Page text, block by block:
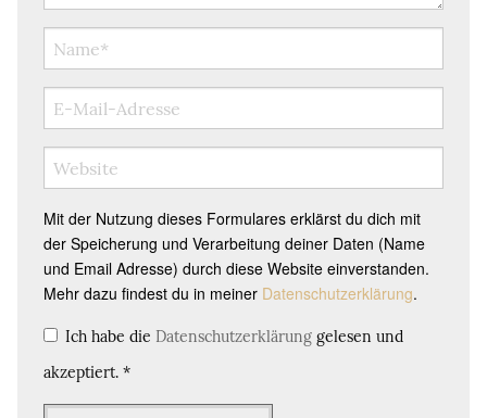
Mit der Nutzung dieses Formulares erklärst du dich mit
der Speicherung und Verarbeitung deiner Daten (Name
und Email Adresse) durch diese Website einverstanden.
Mehr dazu findest du in meiner Datenschutzerklärung.
Ich habe die Datenschutzerklärung gelesen und
akzeptiert. *